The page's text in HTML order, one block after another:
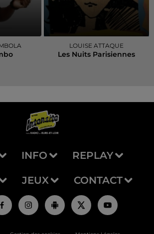
LOUISE ATTAQUE
Les Nuits Parisiennes
INFO REPLAY
JEUX CONTACT